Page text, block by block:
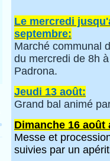
Le mercredi
septembre:
Marché communal
du mercredi de 8h
Padrona.
Jeudi 13 août:
Grand bal animé
Dimanche 16 août
Messe et
suivies par un